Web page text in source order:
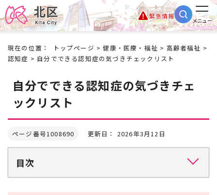
緊急情報
メニュー
現在の位置： トップページ >健康・医療・福祉 > 高齢者福祉 >
認知症 > 自分でできる認知症の気づきチェックリスト
自分でできる認知症の気づきチェ
ックリスト
ページ番号1008690 更新日： 2026年3月12日
目次